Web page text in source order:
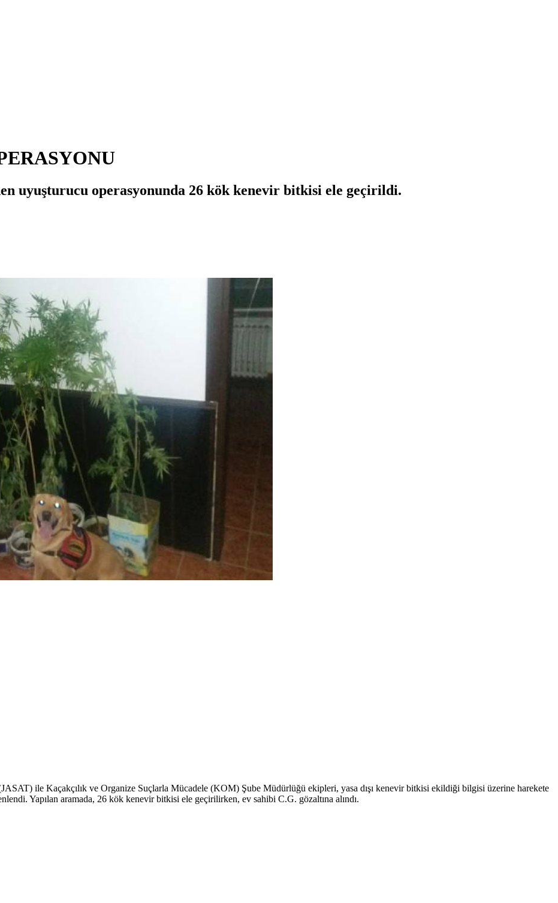
uyuşturucu operasyonunda 26 kök kenevir bitkisi ele geçirildi.
ile Kaçakçılık ve Organize Suçlarla Mücadele (KOM) Şube Müdürlüğü ekipleri, yasa dışı kenevir bitkisi ekildiği bilgisi üzerine harekete
Yapılan aramada, 26 kök kenevir bitkisi ele geçirilirken, ev sahibi C.G. gözaltına alındı.